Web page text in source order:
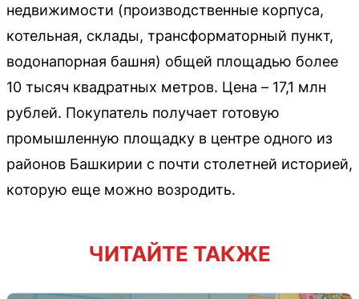
недвижимости (производственные корпуса,
котельная, склады, трансформаторный пункт,
водонапорная башня) общей площадью более
10 тысяч квадратных метров. Цена – 17,1 млн
рублей. Покупатель получает готовую
промышленную площадку в центре одного из
районов Башкирии с почти столетней историей,
которую еще можно возродить.
ЧИТАЙТЕ ТАКЖЕ